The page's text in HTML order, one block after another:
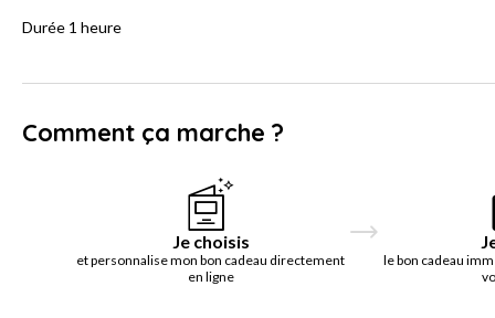
Durée 1 heure
Comment ça marche ?
Je choisis
et personnalise mon bon cadeau directement
en ligne
le bon cadeau